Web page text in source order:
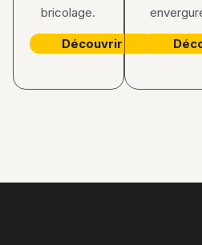
bricolage.
Découvrir